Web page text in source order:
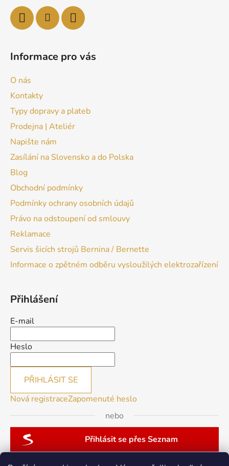
Informace pro vás
O nás
Kontakty
Typy dopravy a plateb
Prodejna | Ateliér
Napište nám
Zasílání na Slovensko a do Polska
Blog
Obchodní podmínky
Podmínky ochrany osobních údajů
Právo na odstoupení od smlouvy
Reklamace
Servis šicích strojů Bernina / Bernette
Informace o zpětném odběru vysloužilých elektrozařízení
Přihlášení
E-mail
Heslo
PŘIHLÁSIT SE
Nová registraceZapomenuté heslo
nebo
Přihlásit se přes Seznam